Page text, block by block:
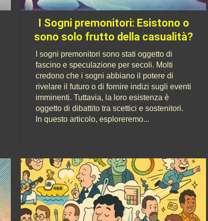
I Sogni premonitori: Esistono o
sono solo frutto della casualità?
I sogni premonitori sono stati oggetto di
fascino e speculazione per secoli. Molti
credono che i sogni abbiano il potere di
rivelare il futuro o di fornire indizi sugli eventi
imminenti. Tuttavia, la loro esistenza è
oggetto di dibattito tra scettici e sostenitori.
In questo articolo, esploreremo...